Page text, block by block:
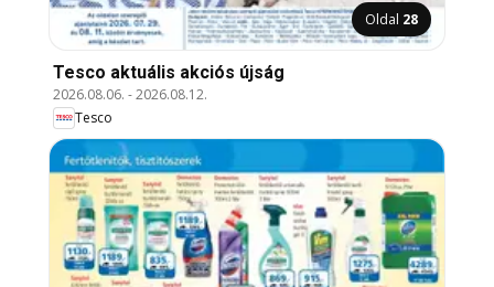
Oldal 28
Tesco aktuális akciós újság
2026.08.06. -2026.08.12.
Tesco